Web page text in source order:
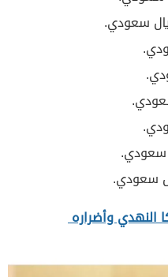
النهدي وأضراره